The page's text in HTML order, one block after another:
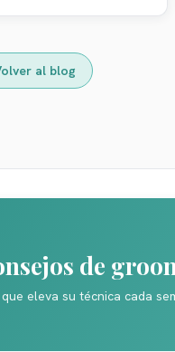
al blog
de
eleva su técnica cada